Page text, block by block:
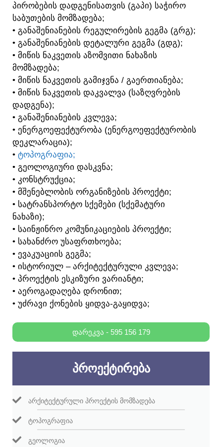
ᲞᲘᲠᲝᲑᲔᲑᲘᲡ ᲓᲐᲓᲒᲔᲜᲘᲡᲐᲗᲕᲘᲡ (ᲒᲐᲞᲘ) ᲡᲐᲭᲘᲠᲝ
ᲡᲐᲑᲣᲗᲔᲑᲘᲡ ᲛᲝᲛᲖᲐᲓᲔᲑᲐ;
• ᲒᲐᲜᲐᲨᲔᲜᲘᲐᲜᲔᲑᲘᲡ ᲠᲔᲒᲣᲚᲘᲠᲔᲑᲘᲡ ᲒᲔᲒᲛᲐ (ᲒᲠᲒ);
• ᲒᲐᲜᲐᲨᲔᲜᲘᲐᲜᲔᲑᲘᲡ ᲓᲔᲢᲐᲚᲣᲠᲘ ᲒᲔᲒᲛᲐ (ᲒᲓᲒ);
• ᲛᲘᲬᲘᲡ ᲜᲐᲙᲕᲔᲗᲘᲡ ᲐᲖᲝᲛᲕᲘᲗᲘ ᲜᲐᲮᲐᲖᲘᲡ
ᲛᲝᲛᲖᲐᲓᲔᲑᲐ;
• ᲛᲘᲬᲘᲡ ᲜᲐᲙᲕᲔᲗᲘᲡ ᲒᲐᲛᲘᲯᲕᲜᲐ / ᲒᲐᲔᲠᲗᲘᲐᲜᲔᲑᲐ;
• ᲛᲘᲬᲘᲡ ᲜᲐᲙᲕᲔᲗᲘᲡ ᲓᲐᲙᲕᲐᲚᲕᲐ (ᲡᲐᲖᲦᲕᲠᲔᲑᲘᲡ
ᲓᲐᲓᲒᲔᲜᲐ);
• ᲒᲐᲜᲐᲨᲔᲜᲘᲐᲜᲔᲑᲘᲡ ᲙᲕᲚᲔᲕᲐ;
• ᲔᲜᲔᲠᲒᲝᲔᲤᲔᲥᲢᲣᲠᲝᲑᲐ (ᲔᲜᲔᲠᲒᲝᲔᲤᲔᲥᲢᲣᲠᲝᲑᲘᲡ
ᲓᲔᲙᲚᲐᲠᲐᲪᲘᲐ);
• ᲢᲝᲞᲝᲒᲠᲐᲤᲘᲐ;
• ᲒᲔᲝᲚᲝᲒᲘᲣᲠᲘ ᲓᲐᲡᲙᲕᲜᲐ;
• ᲙᲝᲜᲡᲢᲠᲣᲥᲪᲘᲐ;
• ᲛᲨᲔᲜᲔᲑᲚᲝᲑᲘᲡ ᲝᲠᲒᲐᲜᲘᲖᲔᲑᲘᲡ ᲞᲠᲝᲔᲥᲢᲘ;
• ᲡᲐᲢᲠᲐᲜᲡᲞᲝᲠᲢᲝ ᲡᲥᲔᲛᲔᲑᲘ (ᲡᲥᲔᲛᲐᲢᲣᲠᲘ
ᲜᲐᲮᲐᲖᲘ);
• ᲡᲐᲘᲜᲟᲘᲜᲠᲝ ᲙᲝᲛᲣᲜᲘᲙᲐᲪᲘᲔᲑᲘᲡ ᲞᲠᲝᲔᲥᲢᲘ;
• ᲡᲐᲮᲐᲜᲫᲠᲝ ᲣᲡᲐᲤᲠᲗᲮᲝᲔᲑᲐ;
• ᲔᲕᲐᲙᲣᲐᲪᲘᲘᲡ ᲒᲔᲒᲛᲐ;
• ᲘᲡᲢᲝᲠᲘᲣᲚ – ᲐᲠᲥᲘᲢᲔᲥᲢᲣᲠᲣᲚᲘ ᲙᲕᲚᲔᲕᲐ;
• ᲞᲠᲝᲔᲥᲢᲘᲡ ᲔᲡᲙᲘᲖᲣᲠᲘ ᲕᲐᲠᲘᲐᲜᲢᲘ;
• ᲐᲔᲠᲝᲒᲐᲓᲐᲦᲔᲑᲐ ᲓᲠᲝᲜᲘᲗ;
• ᲣᲫᲠᲐᲕᲘ ᲥᲝᲜᲔᲑᲘᲡ ᲧᲘᲓᲕᲐ-ᲒᲐᲧᲘᲓᲕᲐ;
ᲓᲐᲠᲔᲙᲕᲐ - 595 156 179
ᲞᲠᲝᲔᲥᲢᲘᲠᲔᲑᲐ
ᲐᲠᲥᲘᲢᲔᲥᲢᲣᲠᲣᲚᲘ ᲞᲠᲝᲔᲥᲢᲘᲡ ᲛᲝᲛᲖᲐᲓᲔᲑᲐ
ᲢᲝᲞᲝᲒᲠᲐᲤᲘᲐ
ᲒᲔᲝᲚᲝᲒᲘᲐ